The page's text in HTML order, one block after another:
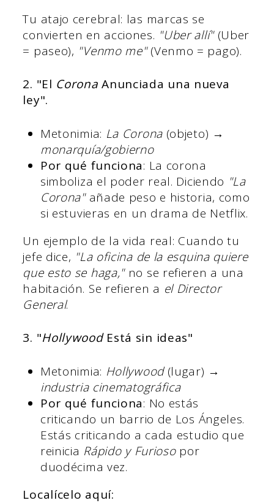
Tu atajo cerebral: las marcas se
convierten en acciones. "Uber allí"(Uber
= paseo), "Venmo me"(Venmo = pago).
2. "El Corona Anunciada una nueva
ley".
Metonimia: La Corona(objeto) →
monarquía/gobierno
Por qué funciona: La corona
simboliza el poder real. Diciendo "La
Corona"añade peso e historia, como
si estuvieras en un drama de Netflix.
Un ejemplo de la vida real: Cuando tu
jefe dice, "La oficina de la esquina quiere
que esto se haga,"no se refieren a una
habitación. Se refieren a el Director
General.
3. "HollywoodEstá sin ideas"
Metonimia: Hollywood(lugar) →
industria cinematográfica
Por qué funciona: No estás
criticando un barrio de Los Ángeles.
Estás criticando a cada estudio que
reinicia Rápido y Furiosopor
duodécima vez.
Localícelo aquí: